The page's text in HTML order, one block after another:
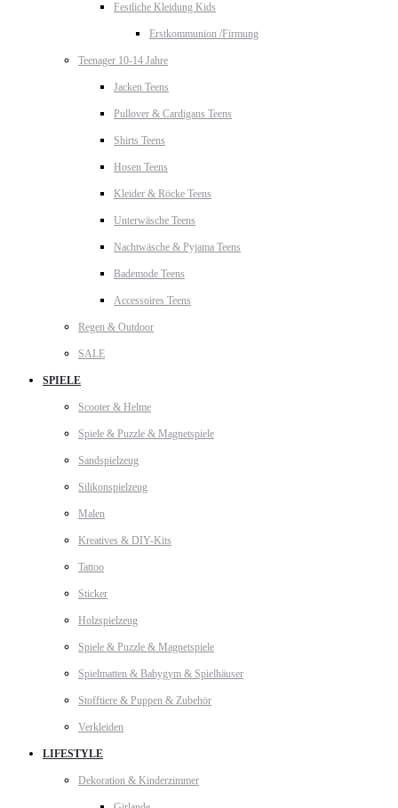
Festliche Kleidung Kids
Erstkommunion /Firmung
Teenager 10-14 Jahre
Jacken Teens
Pullover & Cardigans Teens
Shirts Teens
Hosen Teens
Kleider & Röcke Teens
Unterwäsche Teens
Nachtwäsche & Pyjama Teens
Bademode Teens
Accessoires Teens
Regen & Outdoor
SALE
SPIELE
Scooter & Helme
Spiele & Puzzle & Magnetspiele
Sandspielzeug
Silikonspielzeug
Malen
Kreatives & DIY-Kits
Tattoo
Sticker
Holzspielzeug
Spiele & Puzzle & Magnetspiele
Spielmatten & Babygym & Spielhäuser
Stofftiere & Puppen & Zubehör
Verkleiden
LIFESTYLE
Dekoration & Kinderzimmer